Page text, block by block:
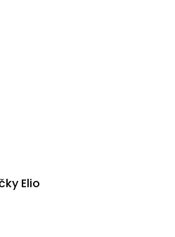
Elio